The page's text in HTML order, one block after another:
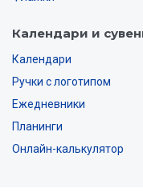
Календари и
Календари
Ручки с логотипом
Ежедневники
Планинги
Онлайн-калькулятор